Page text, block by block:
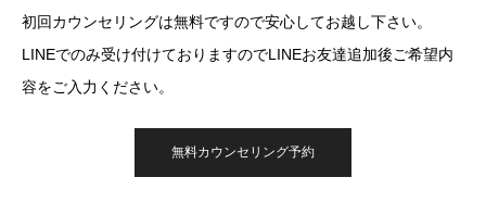
初回カウンセリングは無料ですので安心してお越し下さい。
LINEでのみ受け付けておりますのでLINEお友達追加後ご希望内
容をご入力ください。
無料カウンセリング予約